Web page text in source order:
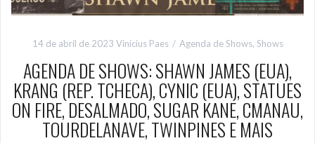
14 de abril de 2023 Vinicius Paes Agenda de Shows, Shows
AGENDA DE SHOWS: SHAWN JAMES (EUA),
KRANG (REP. TCHECA), CYNIC (EUA), STATUES
ON FIRE, DESALMADO, SUGAR KANE, CMANAU,
TOURDELANAVE, TWINPINES E MAIS